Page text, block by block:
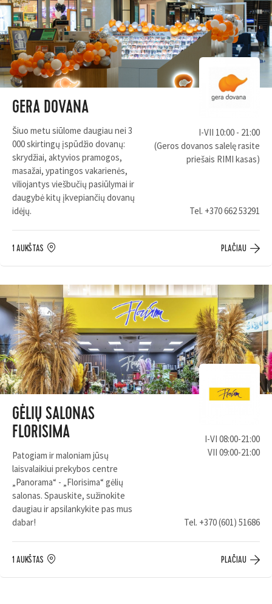
GERA DOVANA
Šiuo metu siūlome daugiau nei 3
000 skirtingų įspūdžio dovanų:
skrydžiai, aktyvios pramogos,
masažai, ypatingos vakarienės,
viliojantys viešbučių pasiūlymai ir
daugybė kitų įkvepiančių dovanų
idėjų.
I-VII 10:00 - 21:00
(Geros dovanos salelę rasite
priešais RIMI kasas)
Tel. +370 662 53291
1 AUKŠTAS PLAČIAU
GĖLIŲ SALONAS
FLORISIMA
Patogiam ir maloniam jūsų
laisvalaikiui prekybos centre
„Panorama“ - „Florisima“ gėlių
salonas. Spauskite, sužinokite
daugiau ir apsilankykite pas mus
dabar!
I-VI 08:00-21:00
VII 09:00-21:00
Tel. +370 (601) 51686
1 AUKŠTAS PLAČIAU